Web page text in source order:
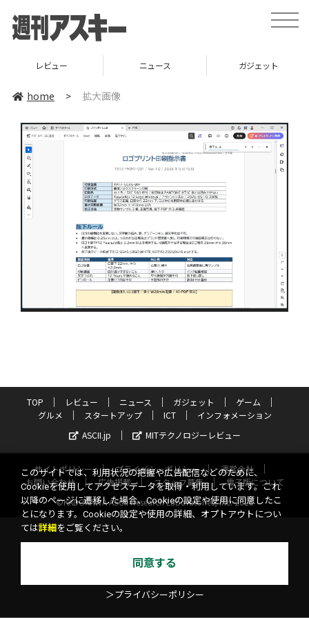
toggle
レビュー ニュース ガジェット
home > 拡大画像
TOP レビュー ニュース ガジェット
ゲーム
グルメ
スタートアップ ICT
インフォメーション
ASCII.jp
MITテクノロジーレビュー
サイトポリシー プライバシーポリシー
運営会社
お問い合わせ
広告掲載 スタッフ募集
電子版について
©KADOKAWA ASCII Research Laboratories, Inc. 2026
このサイトでは、利用状況の把握や広告配信などのために、
Cookieを使用してアクセスデータを取得・利用しています。これ
以降のページに遷移した場合、Cookieの設定や使用に同意したこ
とになります。Cookieの設定や使用の詳細、オプトアウトについ
ては詳細 をご覧ください。
同意する
＞プライバシーポリシー